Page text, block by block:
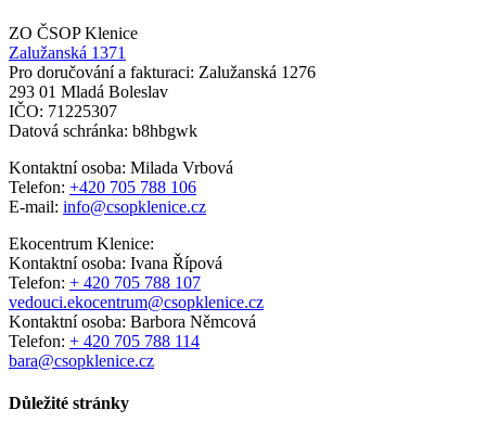
ZO ČSOP Klenice
Zalužanská 1371
Pro doručování a fakturaci: Zalužanská 1276
293 01 Mladá Boleslav
IČO: 71225307
Datová schránka: b8hbgwk
Kontaktní osoba: Milada Vrbová
Telefon: +420 705 788 106
E-mail: info@csopklenice.cz
Ekocentrum Klenice:
Kontaktní osoba: Ivana Řípová
Telefon: + 420 705 788 107
vedouci.ekocentrum@csopklenice.cz
Kontaktní osoba: Barbora Němcová
Telefon: + 420 705 788 114
bara@csopklenice.cz
Důležité stránky